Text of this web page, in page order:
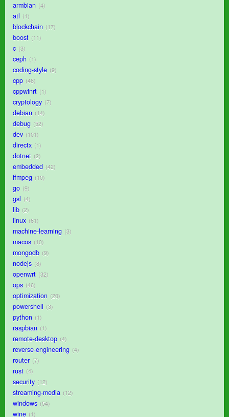
armbian 4
atl 1
blockchain 17
boost 11
c 3
ceph 1
coding-style 9
cpp 46
cppwinrt 1
cryptology 7
debian 14
debug 52
dev 101
directx 1
dotnet 2
embedded 42
ffmpeg 10
go 9
gsl 4
lib 2
linux 61
machine-learning 3
macos 10
mongodb 9
nodejs 8
openwrt 32
ops 46
optimization 20
powershell 3
python 1
raspbian 1
remote-desktop 4
reverse-engineering 4
router 7
rust 4
security 12
streaming-media 12
windows 54
wine 1